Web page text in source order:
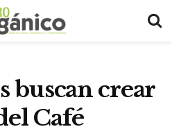
buscan crear
Café